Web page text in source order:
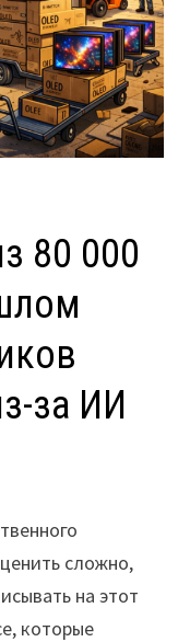
80 000
за ИИ
сложно,
на этот
которые